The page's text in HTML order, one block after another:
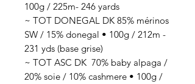
100g / 225m- 246 yards
~ TOT DONEGAL DK 85% mérinos
SW / 15% donegal • 100g / 212m -
231 yds (base grise)
~ TOT ASC DK 70% baby alpaga /
20% soie / 10% cashmere • 100g /